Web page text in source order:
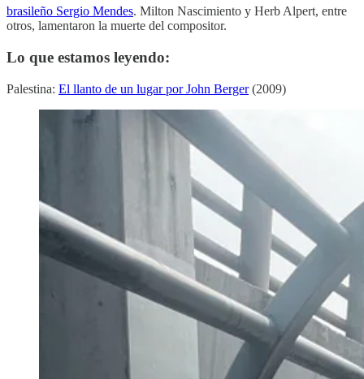
brasileño Sergio Mendes. Milton Nascimiento y Herb Alpert, entre
otros, lamentaron la muerte del compositor.
Lo que estamos leyendo:
Palestina: El llanto de un lugar por John Berger(2009)